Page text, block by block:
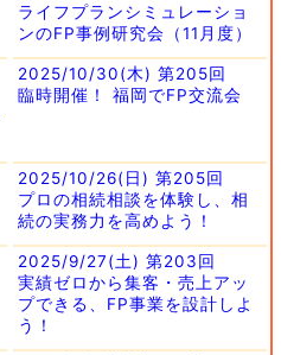
ライフプランシミュレーショ
ンのFP事例研究会（11月度）
2025/10/30(木) 第205回
臨時開催！ 福岡でFP交流会
2025/10/26(日) 第205回
プロの相続相談を体験し、相
続の実務力を高めよう！
2025/9/27(土) 第203回
実績ゼロから集客・売上アッ
プできる、FP事業を設計しよ
う！